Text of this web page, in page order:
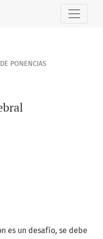
PONENCIAS
es un desafío, se debe